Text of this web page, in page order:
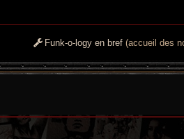
Funk-o-logy en bref (accueil des